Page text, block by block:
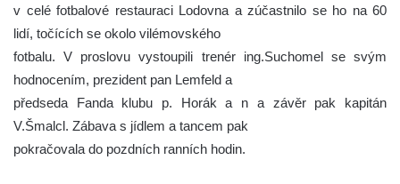
v celé fotbalové restauraci Lodovna a zúčastnilo se ho na 60
lidí, točících se okolo vilémovského
fotbalu. V proslovu vystoupili trenér ing.Suchomel se svým
hodnocením, prezident pan Lemfeld a
předseda Fanda klubu p. Horák a n a závěr pak kapitán
V.Šmalcl. Zábava s jídlem a tancem pak
pokračovala do pozdních ranních hodin.